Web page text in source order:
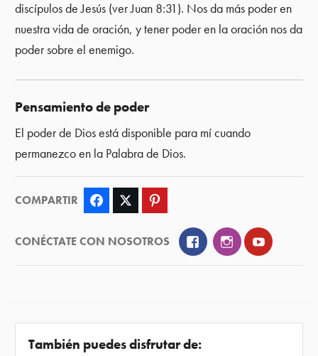
discípulos de Jesús (ver Juan 8:31). Nos da más poder en
nuestra vida de oración, y tener poder en la oración nos da
poder sobre el enemigo.
Pensamiento de poder
El poder de Dios está disponible para mí cuando
permanezco en la Palabra de Dios.
COMPARTIR Facebook Twitter
CONÉCTATE CON NOSOTROS FacebookInstagramYouTube
También puedes disfrutar de: